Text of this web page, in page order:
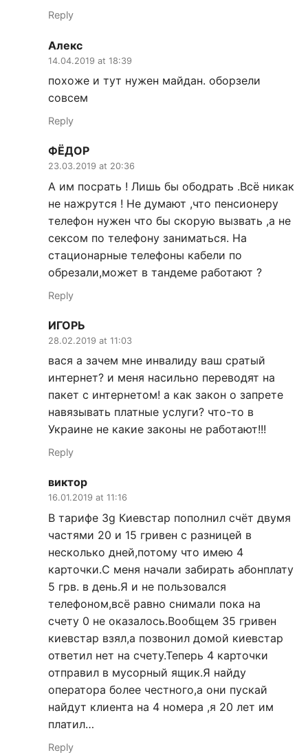
Reply
Алекс
14.04.2019 at 18:39
похоже и тут нужен майдан. оборзели
совсем
Reply
ФЁДОР
23.03.2019 at 20:36
А им посрать ! Лишь бы ободрать .Всё никак
не нажрутся ! Не думают ,что пенсионеру
телефон нужен что бы скорую вызвать ,а не
сексом по телефону заниматься. На
стационарные телефоны кабели по
обрезали,может в тандеме работают ?
Reply
ИГОРЬ
28.02.2019 at 11:03
вася а зачем мне инвалиду ваш сратый
интернет? и меня насильно переводят на
пакет с интернетом! а как закон о запрете
навязывать платные услуги? что-то в
Украине не какие законы не работают!!!
Reply
виктор
16.01.2019 at 11:16
В тарифе 3g Киевстар пополнил счёт двумя
частями 20 и 15 гривен с разницей в
несколько дней,потому что имею 4
карточки.С меня начали забирать абонплату
5 грв. в день.Я и не пользовался
телефоном,всё равно снимали пока на
счету 0 не оказалось.Вообщем 35 гривен
киевстар взял,а позвонил домой киевстар
ответил нет на счету.Теперь 4 карточки
отправил в мусорный ящик.Я найду
оператора более честного,а они пускай
найдут клиента на 4 номера ,я 20 лет им
платил…
Reply